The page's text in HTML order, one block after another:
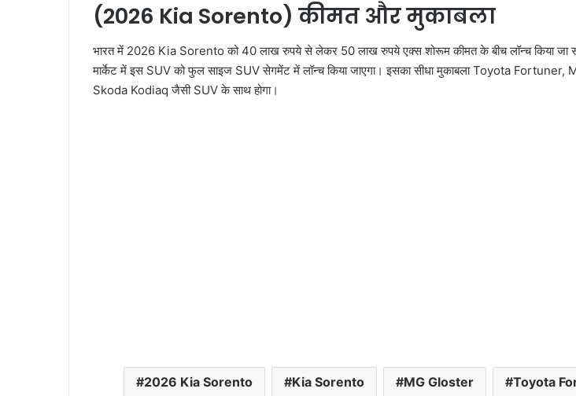
(2026 Kia Sorento) कीमत और मुकाबला
भारत में 2026 Kia Sorento को 40 लाख रुपये से लेकर 50 लाख रुपये एक्‍स शोरूम कीमत के बीच लॉन्‍च किया जा
मार्केट में इस SUV को फुल साइज SUV सेगमेंट में लॉन्‍च किया जाएगा। इसका सीधा मुकाबला Toyota Fortuner,
Skoda Kodiaq जैसी SUV के साथ होगा।
2026 Kia Sorento Kia Sorento MG Gloster Toyota